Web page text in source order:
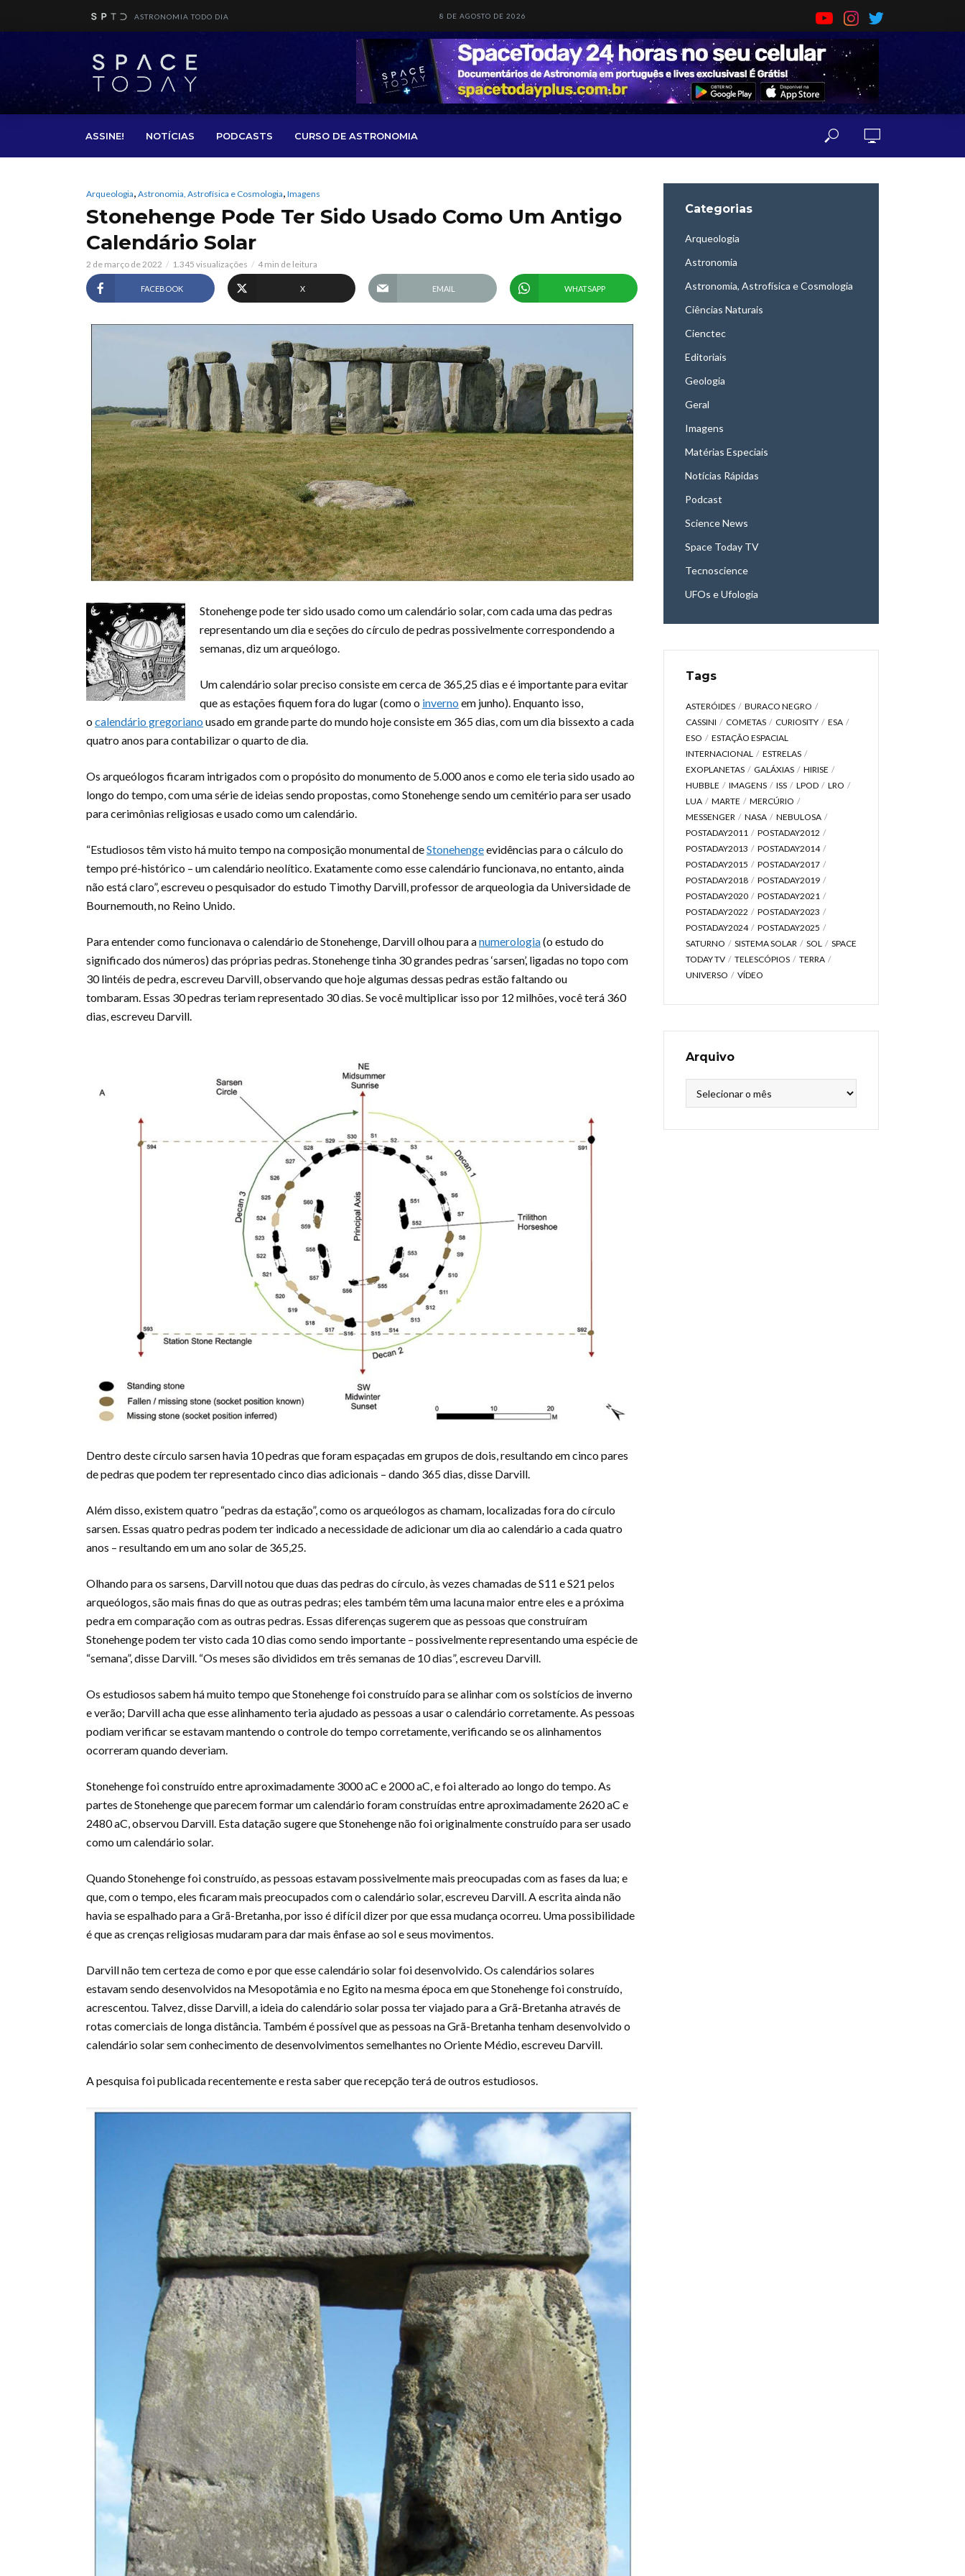
ASTRONOMIA TODO DIA 8 DE AGOSTO DE 2026
ASSINE! NOTÍCIAS PODCASTS CURSO DE ASTRONOMIA
Arqueologia, Astronomia, Astrofísica e Cosmologia, Imagens
Stonehenge Pode Ter Sido Usado Como Um Antigo
Calendário Solar
2 de março de 2022 1.345 visualizações 4 min de leitura
FACEBOOK X EMAIL WHATSAPP
Stonehenge pode ter sido usado como um calendário solar, com cada uma das pedras
representando um dia e seções do círculo de pedras possivelmente correspondendo a
semanas, diz um arqueólogo.
Um calendário solar preciso consiste em cerca de 365,25 dias e é importante para evitar
que as estações fiquem fora do lugar (como o inverno em junho). Enquanto isso,
ocalendário gregoriano usado em grande parte do mundo hoje consiste em 365 dias, com um dia bissexto a cada
quatro anos para contabilizar o quarto de dia.
Os arqueólogos ficaram intrigados com o propósito do monumento de 5.000 anos e como ele teria sido usado ao
longo do tempo, com uma série de ideias sendo propostas, como Stonehenge sendo um cemitério para ser usado
para cerimônias religiosas e usado como um calendário.
“Estudiosos têm visto há muito tempo na composição monumental deStonehengeevidências para o cálculo do
tempo pré-histórico – um calendário neolítico. Exatamente como esse calendário funcionava, no entanto, ainda
não está claro”, escreveu o pesquisador do estudo Timothy Darvill, professor de arqueologia da Universidade de
Bournemouth, no Reino Unido.
Para entender como funcionava o calendário de Stonehenge, Darvill olhou para anumerologia(o estudo do
significado dos números) das próprias pedras. Stonehenge tinha 30 grandes pedras ‘sarsen’, ligadas no topo com
30 lintéis de pedra, escreveu Darvill, observando que hoje algumas dessas pedras estão faltando ou
tombaram. Essas 30 pedras teriam representado 30 dias. Se você multiplicar isso por 12 milhões, você terá 360
dias, escreveu Darvill.
Dentro deste círculo sarsen havia 10 pedras que foram espaçadas em grupos de dois, resultando em cinco pares
de pedras que podem ter representado cinco dias adicionais – dando 365 dias, disse Darvill.
Além disso, existem quatro “pedras da estação”, como os arqueólogos as chamam, localizadas fora do círculo
sarsen. Essas quatro pedras podem ter indicado a necessidade de adicionar um dia ao calendário a cada quatro
anos – resultando em um ano solar de 365,25.
Olhando para os sarsens, Darvill notou que duas das pedras do círculo, às vezes chamadas de S11 e S21 pelos
arqueólogos, são mais finas do que as outras pedras; eles também têm uma lacuna maior entre eles e a próxima
pedra em comparação com as outras pedras. Essas diferenças sugerem que as pessoas que construíram
Stonehenge podem ter visto cada 10 dias como sendo importante – possivelmente representando uma espécie de
“semana”, disse Darvill. “Os meses são divididos em três semanas de 10 dias”, escreveu Darvill.
Os estudiosos sabem há muito tempo que Stonehenge foi construído para se alinhar com os solstícios de inverno
e verão; Darvill acha que esse alinhamento teria ajudado as pessoas a usar o calendário corretamente. As pessoas
podiam verificar se estavam mantendo o controle do tempo corretamente, verificando se os alinhamentos
ocorreram quando deveriam.
Stonehenge foi construído entre aproximadamente 3000 aC e 2000 aC, e foi alterado ao longo do tempo. As
partes de Stonehenge que parecem formar um calendário foram construídas entre aproximadamente 2620 aC e
2480 aC, observou Darvill. Esta datação sugere que Stonehenge não foi originalmente construído para ser usado
como um calendário solar.
Quando Stonehenge foi construído, as pessoas estavam possivelmente mais preocupadas com as fases da lua; e
que, com o tempo, eles ficaram mais preocupados com o calendário solar, escreveu Darvill. A escrita ainda não
havia se espalhado para a Grã-Bretanha, por isso é difícil dizer por que essa mudança ocorreu. Uma possibilidade
é que as crenças religiosas mudaram para dar mais ênfase ao sol e seus movimentos.
Darvill não tem certeza de como e por que esse calendário solar foi desenvolvido. Os calendários solares
estavam sendo desenvolvidos na Mesopotâmia e no Egito na mesma época em que Stonehenge foi construído,
acrescentou. Talvez, disse Darvill, a ideia do calendário solar possa ter viajado para a Grã-Bretanha através de
rotas comerciais de longa distância. Também é possível que as pessoas na Grã-Bretanha tenham desenvolvido o
calendário solar sem conhecimento de desenvolvimentos semelhantes no Oriente Médio, escreveu Darvill.
A pesquisa foi publicada recentemente e resta saber que recepção terá de outros estudiosos.
Categorias
Arqueologia
Astronomia
Astronomia, Astrofísica e Cosmologia
Ciências Naturais
Cienctec
Editoriais
Geologia
Geral
Imagens
Matérias Especiais
Notícias Rápidas
Podcast
Science News
Space Today TV
Tecnoscience
UFOs e Ufologia
Tags
ASTERÓIDES
BURACO NEGRO
CASSINI
COMETAS CURIOSITY
ESA
ESO
ESTAÇÃO ESPACIAL
INTERNACIONAL
ESTRELAS
EXOPLANETAS
GALÁXIAS
HIRISE
HUBBLE
IMAGENS ISS LPOD
LRO
LUA
MARTE
MERCÚRIO
MESSENGER
NASA
NEBULOSA
POSTADAY2011
POSTADAY2012
POSTADAY2013
POSTADAY2014
POSTADAY2015
POSTADAY2017
POSTADAY2018
POSTADAY2019
POSTADAY2020
POSTADAY2021
POSTADAY2022
POSTADAY2023
POSTADAY2024
POSTADAY2025
SATURNO
SISTEMA SOLAR SOL
SPACE
TODAY TV
TELESCÓPIOS
TERRA
UNIVERSO
VÍDEO
Arquivo